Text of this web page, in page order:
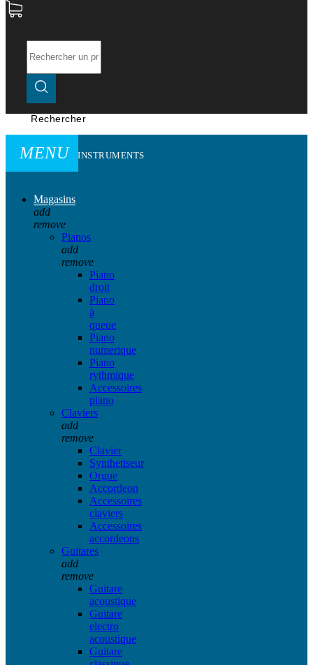
Rechercher
MENU INSTRUMENTS
Magasins
add
remove
Pianos
add
remove
Piano
droit
Piano
à
queue
Piano
numerique
Piano
rythmique
Accessoires
piano
Claviers
add
remove
Clavier
Synthetiseur
Orgue
Accordeon
Accessoires
claviers
Accessoires
accordeons
Guitares
add
remove
Guitare
acoustique
Guitare
electro
acoustique
Guitare